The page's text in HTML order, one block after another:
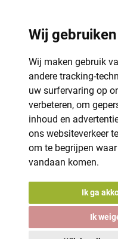
Wij
Wij maken gebruik
andere tracking-
uw surfervaring op
verbeteren, om
inhoud en
ons websiteverkeer
om te begrijpen
vandaan komen.
Ik ga
Ik
GDPR |
©